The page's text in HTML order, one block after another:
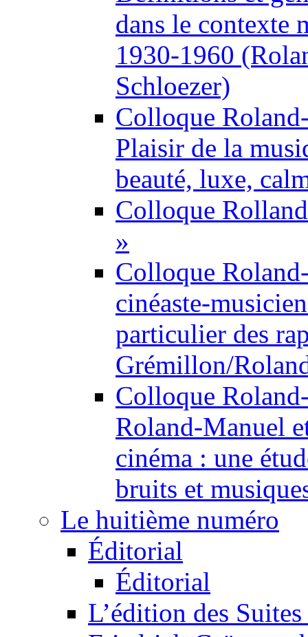
dans le contexte
1930-1960
Schloezer)
Colloque
Plaisir de la
beauté, luxe,
Colloque
»
Colloque
cinéaste-
particulier des
Grémillon/
Colloque
Roland-Manuel
cinéma : une
bruits et
Le huitième numéro
Éditorial
Éditorial
L’édition des